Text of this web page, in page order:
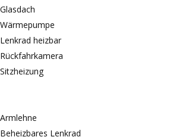
Glasdach
Wärmepumpe
Lenkrad heizbar
Rückfahrkamera
Sitzheizung
Armlehne
Beheizbares Lenkrad